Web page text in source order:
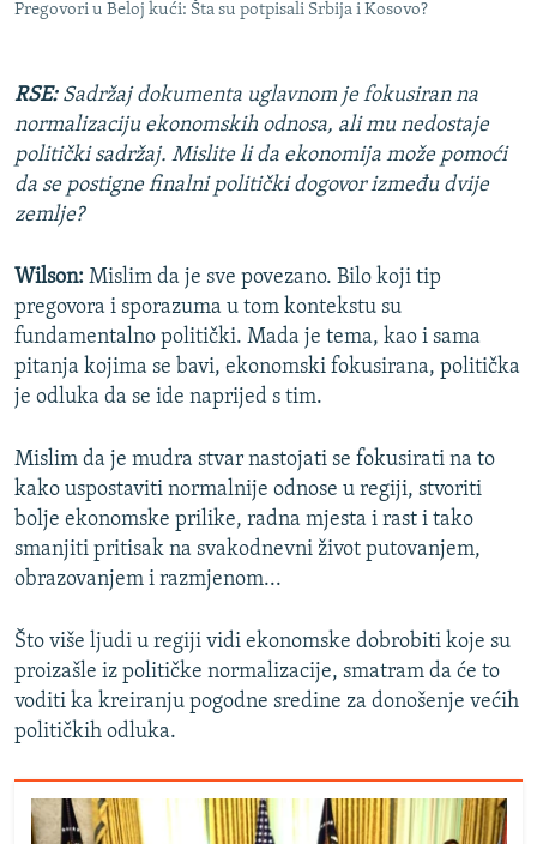
Pregovori u Beloj kući: Šta su potpisali Srbija i Kosovo?
RSE: Sadržaj dokumenta uglavnom je fokusiran na
normalizaciju ekonomskih odnosa, ali mu nedostaje
politički sadržaj. Mislite li da ekonomija može pomoći
da se postigne finalni politički dogovor između dvije
zemlje?
Wilson: Mislim da je sve povezano. Bilo koji tip
pregovora i sporazuma u tom kontekstu su
fundamentalno politički. Mada je tema, kao i sama
pitanja kojima se bavi, ekonomski fokusirana, politička
je odluka da se ide naprijed s tim.
Mislim da je mudra stvar nastojati se fokusirati na to
kako uspostaviti normalnije odnose u regiji, stvoriti
bolje ekonomske prilike, radna mjesta i rast i tako
smanjiti pritisak na svakodnevni život putovanjem,
obrazovanjem i razmjenom...
Što više ljudi u regiji vidi ekonomske dobrobiti koje su
proizašle iz političke normalizacije, smatram da će to
voditi ka kreiranju pogodne sredine za donošenje većih
političkih odluka.